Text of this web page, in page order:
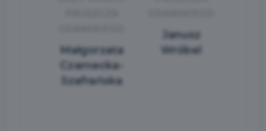
Małgorzata
Czarnecka-
Szafrańska
Janusz
Wróbel